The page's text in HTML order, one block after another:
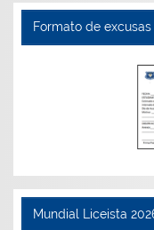
Formato de excusas
Mundial Liceista